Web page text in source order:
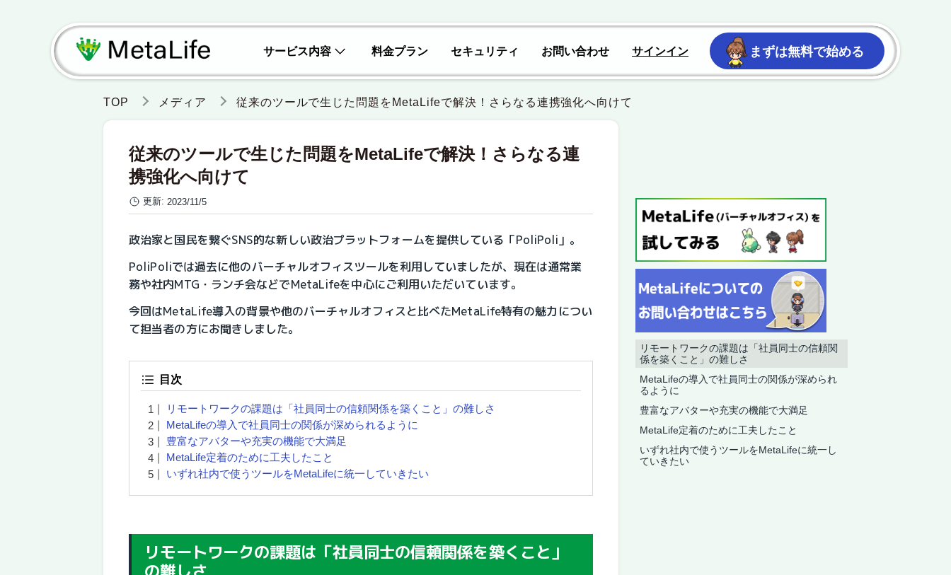
サービス内容 料金プラン セキュリティ お問い合わせ サインイン まずは無料で始める
TOP メディア 従来のツールで生じた問題をMetaLifeで解決！さらなる連携強化へ向けて
従来のツールで生じた問題をMetaLifeで解決！さらなる連
携強化へ向けて
更新: 2023/11/5
政治家と国民を繋ぐSNS的な新しい政治プラットフォームを提供している「PoliPoli」。
PoliPoliでは過去に他のバーチャルオフィスツールを利用していましたが、現在は通常業
務や社内MTG・ランチ会などでMetaLifeを中心にご利用いただいています。
今回はMetaLife導入の背景や他のバーチャルオフィスと比べたMetaLife特有の魅力につい
て担当者の方にお聞きしました。
目次
リモートワークの課題は「社員同士の信頼関係を築くこと」の難しさ
MetaLifeの導入で社員同士の関係が深められるように
豊富なアバターや充実の機能で大満足
MetaLife定着のために工夫したこと
いずれ社内で使うツールをMetaLifeに統一していきたい
リモートワークの課題は「社員同士の信頼関係を築くこと」
リモートワークの課題は「社員同士の信頼関
係を築くこと」の難しさ
MetaLifeの導入で社員同士の関係が深められ
るように
豊富なアバターや充実の機能で大満足
MetaLife定着のために工夫したこと
いずれ社内で使うツールをMetaLifeに統一し
ていきたい